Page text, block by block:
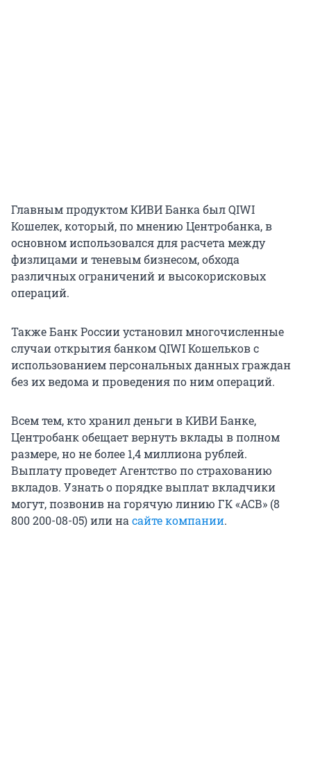
Главным продуктом КИВИ Банка был QIWI
Кошелек, который, по мнению Центробанка, в
основном использовался для расчета между
физлицами и теневым бизнесом, обхода
различных ограничений и высокорисковых
операций.
Также Банк России установил многочисленные
случаи открытия банком QIWI Кошельков с
использованием персональных данных граждан
без их ведома и проведения по ним операций.
Всем тем, кто хранил деньги в КИВИ Банке,
Центробанк обещает вернуть вклады в полном
размере, но не более 1,4 миллиона рублей.
Выплату проведет Агентство по страхованию
вкладов. Узнать о порядке выплат вкладчики
могут, позвонив на горячую линию ГК «АСВ» (8
800 200-08-05) или на сайте компании.